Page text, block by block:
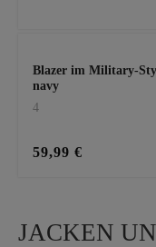
Blazer im Military-
navy
4
59,99 €
JACKEN